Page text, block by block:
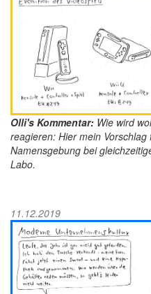
Olli's Kommentar: Wie wird
reagieren: Hier mein
Namensgebung bei
Labo.
11.12.2019